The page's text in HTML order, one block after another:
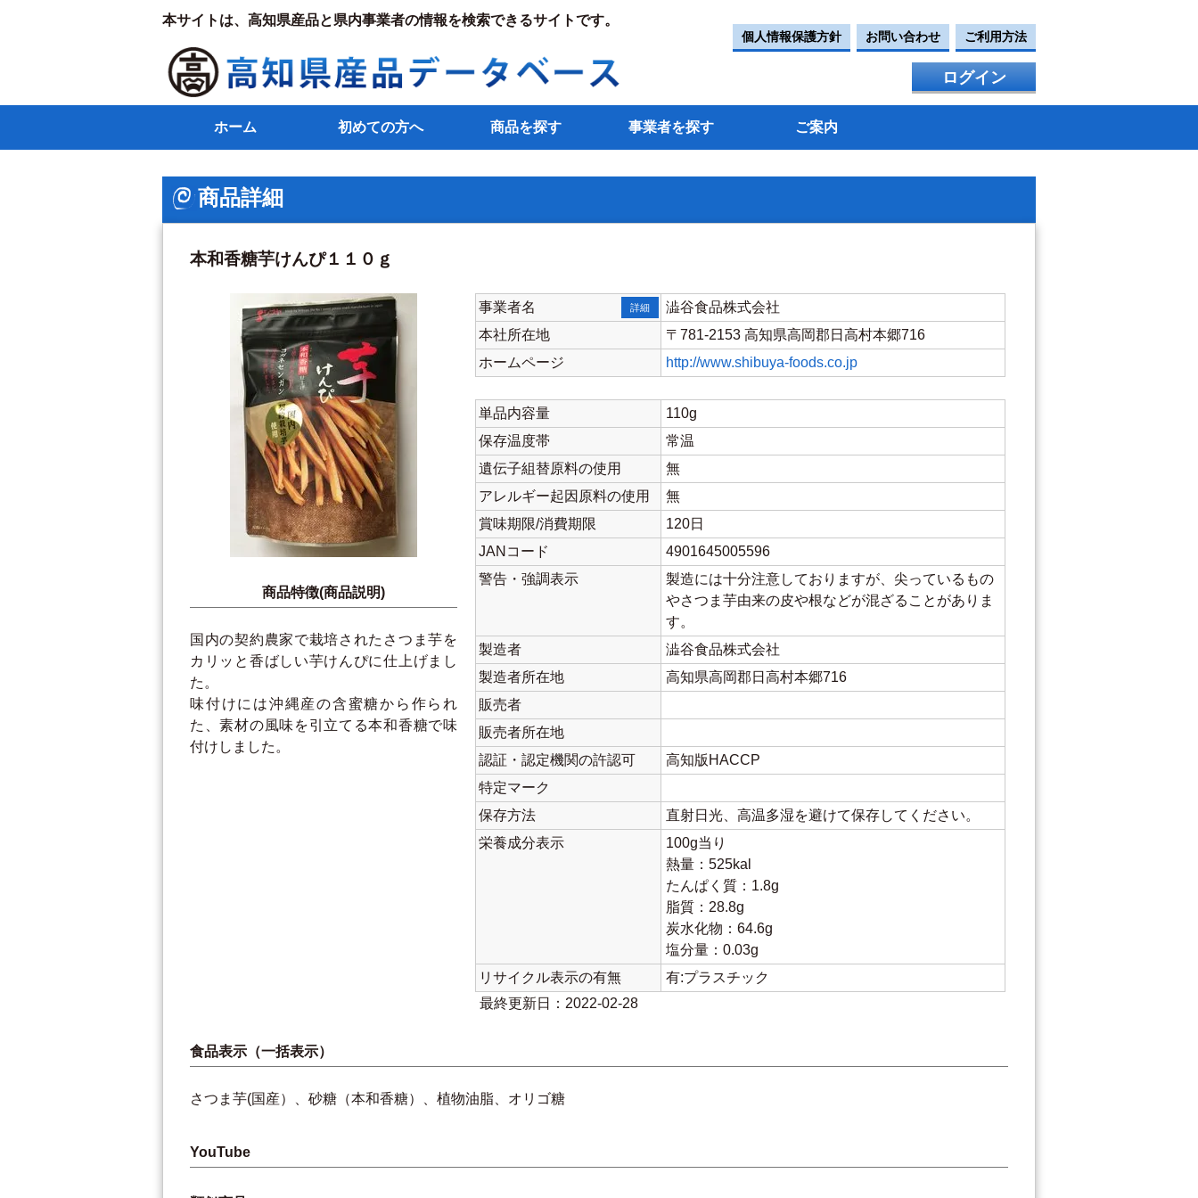
本サイトは、高知県産品と県内事業者の情報を検索できるサイトです。
個人情報保護方針 お問い合わせ ご利用方法
ログイン
ホーム 初めての方へ 商品を探す 事業者を探す ご案内
商品詳細
本和香糖芋けんぴ１１０ｇ
商品特徴(商品説明)
国内の契約農家で栽培されたさつま芋を
カリッと香ばしい芋けんぴに仕上げまし
た。
味付けには沖縄産の含蜜糖から作られ
た、素材の風味を引立てる本和香糖で味
付けしました。
事業者名 詳細
澁谷食品株式会社
本社所在地
〒781-2153 高知県高岡郡日高村本郷716
ホームページ
http://www.shibuya-foods.co.jp
単品内容量
110g
保存温度帯
常温
遺伝子組替原料の使用
無
アレルギー起因原料の使用
無
賞味期限/消費期限
120日
JANコード
4901645005596
警告・強調表示
製造には十分注意しておりますが、尖っているもの
やさつま芋由来の皮や根などが混ざることがありま
す。
製造者
澁谷食品株式会社
製造者所在地
高知県高岡郡日高村本郷716
販売者
販売者所在地
認証・認定機関の許認可
高知版HACCP
特定マーク
保存方法
直射日光、高温多湿を避けて保存してください。
栄養成分表示
100g当り
熱量：525kal
たんぱく質：1.8g
脂質：28.8g
炭水化物：64.6g
塩分量：0.03g
リサイクル表示の有無
有:プラスチック
最終更新日：2022-02-28
食品表示（一括表示）
さつま芋(国産）、砂糖（本和香糖）、植物油脂、オリゴ糖
YouTube